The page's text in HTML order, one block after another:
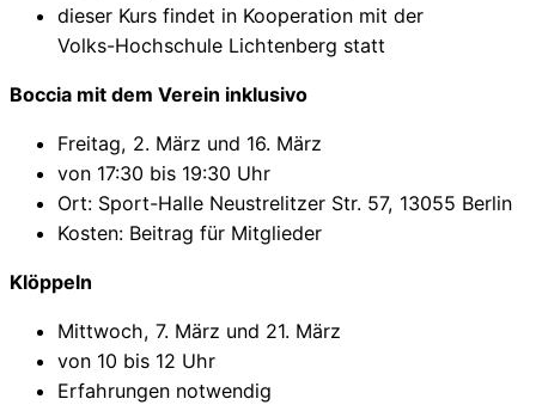
dieser Kurs findet in Kooperation mit der
Volks-Hochschule Lichtenberg statt
Boccia mit dem Verein inklusivo
Freitag, 2. März und 16. März
von 17:30 bis 19:30 Uhr
Ort: Sport-Halle Neustrelitzer Str. 57, 13055 Berlin
Kosten: Beitrag für Mitglieder
Klöppeln
Mittwoch, 7. März und 21. März
von 10 bis 12 Uhr
Erfahrungen notwendig